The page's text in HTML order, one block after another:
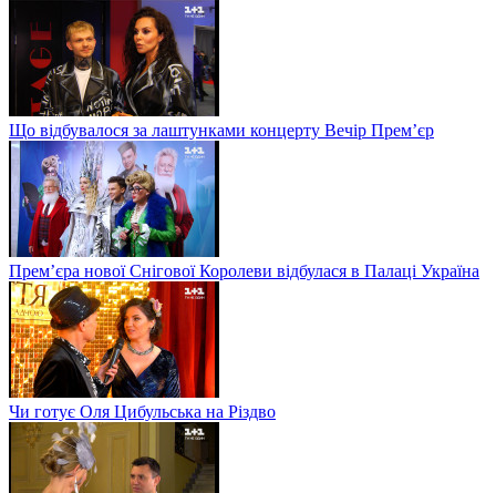
Що відбувалося за лаштунками концерту Вечір Прем’єр
Прем’єра нової Снігової Королеви відбулася в Палаці Україна
Чи готує Оля Цибульська на Різдво